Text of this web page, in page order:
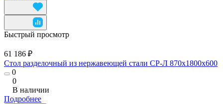
Быстрый просмотр
61 186 ₽
Стол разделочный из нержавеющей стали СР-Л 870x1800x600
0
0
В наличии
Подробнее